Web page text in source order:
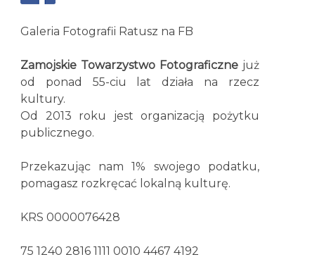
Galeria Fotografii Ratusz na FB
Zamojskie Towarzystwo Fotograficzne już
od ponad 55-ciu lat działa na rzecz
kultury.
Od 2013 roku jest organizacją pożytku
publicznego.
Przekazując nam 1% swojego podatku,
pomagasz rozkręcać lokalną kulturę.
KRS 0000076428
75 1240 2816 1111 0010 4467 4192